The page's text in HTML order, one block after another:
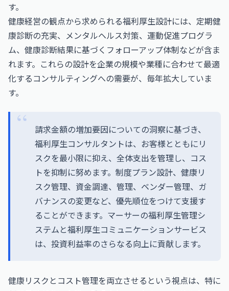
す。
健康経営の観点から求められる福利厚生設計には、定期健
康診断の充実、メンタルヘルス対策、運動促進プログラ
ム、健康診断結果に基づくフォローアップ体制などが含ま
れます。これらの設計を企業の規模や業種に合わせて最適
化するコンサルティングへの需要が、毎年拡大していま
す。
請求金額の増加要因についての洞察に基づき、
福利厚生コンサルタントは、お客様とともにリ
スクを最小限に抑え、全体支出を管理し、コス
トを抑制に努めます。制度プラン設計、健康リ
スク管理、資金調達、管理、ベンダー管理、ガ
バナンスの変更など、優先順位をつけて支援す
ることができます。マーサーの福利厚生管理シ
ステムと福利厚生コミュニケーションサービス
は、投資利益率のさらなる向上に貢献します。
健康リスクとコスト管理を両立させるという視点は、特に